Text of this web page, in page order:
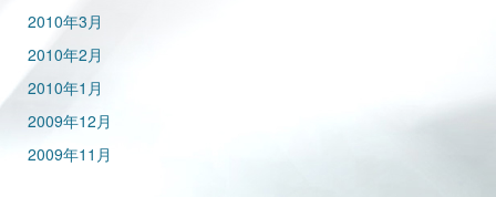
2010年3月
2010年2月
2010年1月
2009年12月
2009年11月